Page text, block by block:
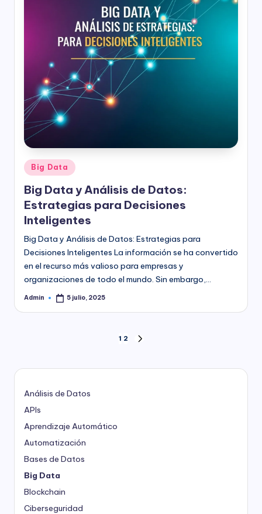
Publicado
en
Big Data
Big Data y Análisis de Datos:
Estrategias para Decisiones
Inteligentes
Big Data y Análisis de Datos: Estrategias para
Decisiones Inteligentes La información se ha convertido
en el recurso más valioso para empresas y
organizaciones de todo el mundo. Sin embargo,…
Publicado
Admin 5 julio, 2025
de
entradas
1 2
Análisis de Datos
APIs
Aprendizaje Automático
Automatización
Bases de Datos
Big Data
Blockchain
Ciberseguridad